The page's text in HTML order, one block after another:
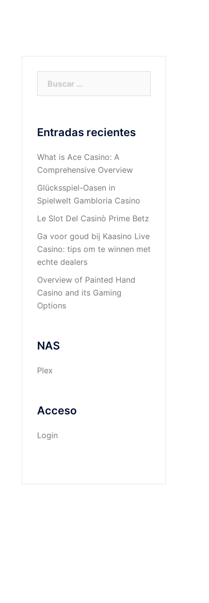
Entradas recientes
What is Ace Casino: A
Comprehensive Overview
Glücksspiel-Oasen in
Spielwelt Gambloria Casino
Le Slot Del Casinò Prime Betz
Ga voor goud bij Kaasino Live
Casino: tips om te winnen met
echte dealers
Overview of Painted Hand
Casino and its Gaming
Options
NAS
Plex
Acceso
Login